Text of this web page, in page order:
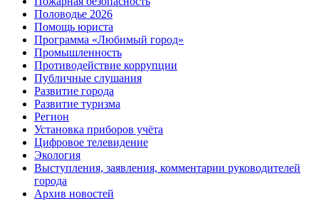
Половодье 2026
Помощь юриста
Программа «Любимый город»
Промышленность
Противодействие коррупции
Публичные слушания
Развитие города
Развитие туризма
Регион
Установка приборов учёта
Цифровое телевидение
Экология
Выступления, заявления, комментарии руководителей
города
Архив новостей